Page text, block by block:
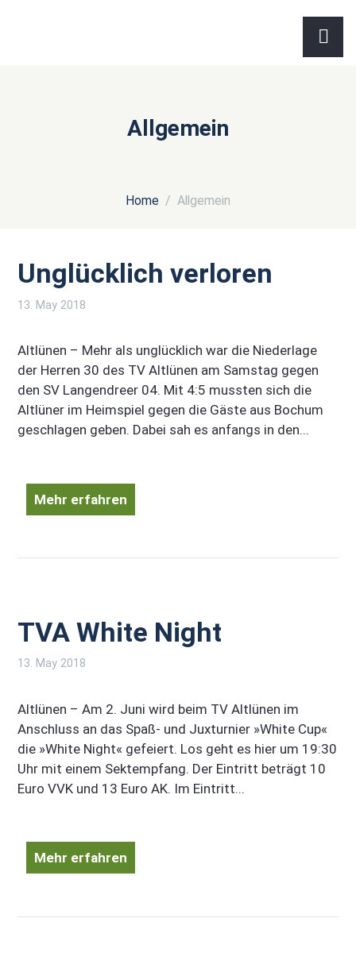
Allgemein
Home Allgemein
Unglücklich verloren
13. May 2018
Altlünen – Mehr als unglücklich war die Niederlage
der Herren 30 des TV Altlünen am Samstag gegen
den SV Langendreer 04. Mit 4:5 mussten sich die
Altlüner im Heimspiel gegen die Gäste aus Bochum
geschlagen geben. Dabei sah es anfangs in den...
Mehr erfahren
TVA White Night
13. May 2018
Altlünen – Am 2. Juni wird beim TV Altlünen im
Anschluss an das Spaß- und Juxturnier »White Cup«
die »White Night« gefeiert. Los geht es hier um 19:30
Uhr mit einem Sektempfang. Der Eintritt beträgt 10
Euro VVK und 13 Euro AK. Im Eintritt...
Mehr erfahren